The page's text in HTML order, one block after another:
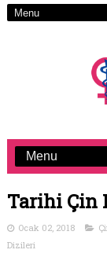
Tarihi Çin
Ocak 02, 2018
Dizileri